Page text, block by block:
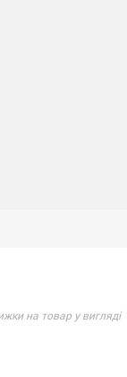
на товар у вигляді